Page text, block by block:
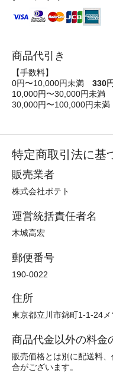
商品代引き
【手数料】
0円〜10,000円未満 330円
10,000円〜30,000円未満
30,000円〜100,000円未満
特定商取引法に基
販売業者
株式会社ポテト
運営統括責任者名
木城高宏
郵便番号
190-0022
住所
東京都立川市錦町1-1-24
商品代金以外の料金
販売価格とは別に配送料
合がございます。